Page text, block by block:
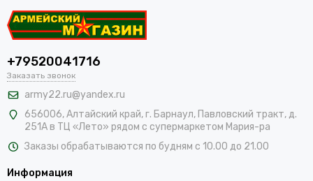
+79520041716
Заказать звонок
army22.ru@yandex.ru
656006, Алтайский край,г. Барнаул, Павловский тракт, д.
251А в ТЦ «Лето» рядом с супермаркетом Мария-ра
Заказы обрабатываются по будням с 10.00 до 21.00
Информация